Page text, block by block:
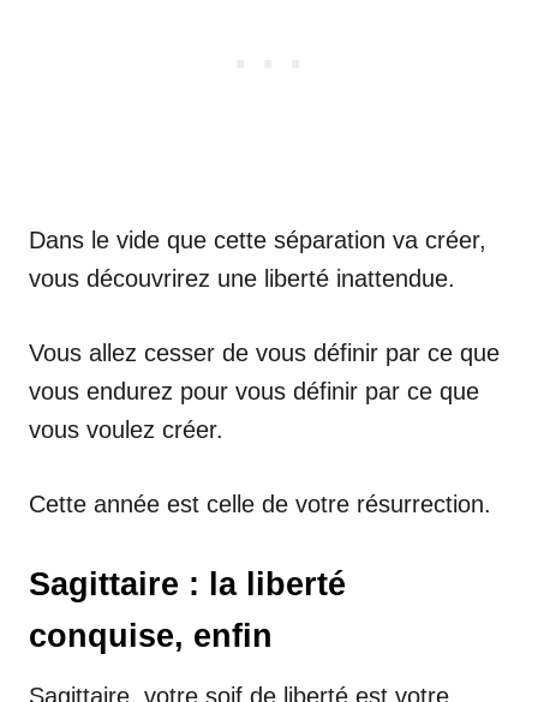
Dans le vide que cette séparation va créer,
vous découvrirez une liberté inattendue.
Vous allez cesser de vous définir par ce que
vous endurez pour vous définir par ce que
vous voulez créer.
Cette année est celle de votre résurrection.
Sagittaire : la liberté
conquise, enfin
Sagittaire, votre soif de liberté est votre